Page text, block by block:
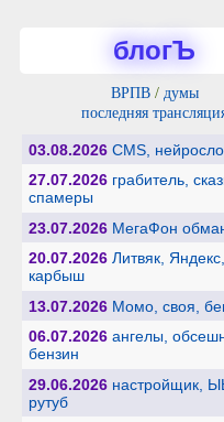
блогЪ
ВРПВ/ думы
последняя
03.08.2026 CMS,
27.07.2026 грабитель,
спамеры
23.07.2026 МегаФон
20.07.2026 Литвяк, Яндекс,
карбыш
13.07.2026 Момо, своя,
06.07.2026 ангелы,
бензин
29.06.2026 настройщик,
рутуб